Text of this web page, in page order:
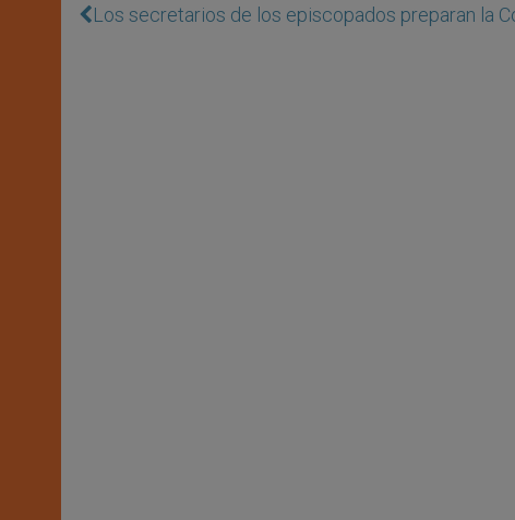
Los secretarios de los episcopados preparan la